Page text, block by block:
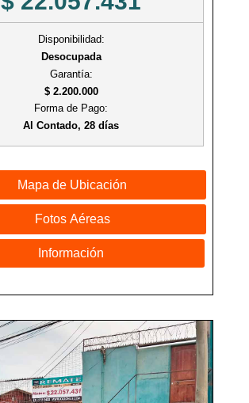
Disponibilidad:
Desocupada
Garantía:
$ 2.200.000
Forma de Pago:
Al Contado, 28 días
Mapa de Ubicación
Fotos Aéreas
Información